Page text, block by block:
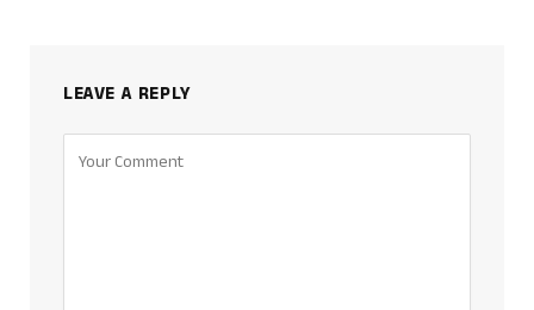
LEAVE A REPLY